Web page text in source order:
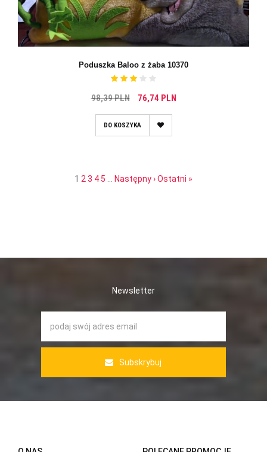
Poduszka Baloo z żaba 10370
98,39 PLN 76,74 PLN
DO KOSZYKA
1 2 3 4 5 Następny ›Ostatni »
Newsletter
Subskrybuj